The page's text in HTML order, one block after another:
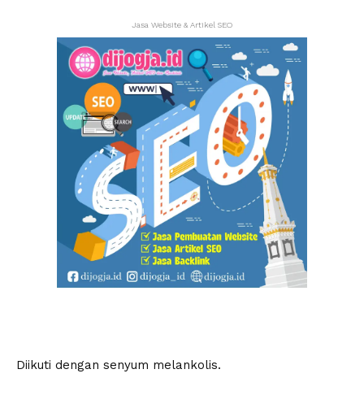
Jasa Website & Artikel SEO
Diikuti dengan senyum melankolis.